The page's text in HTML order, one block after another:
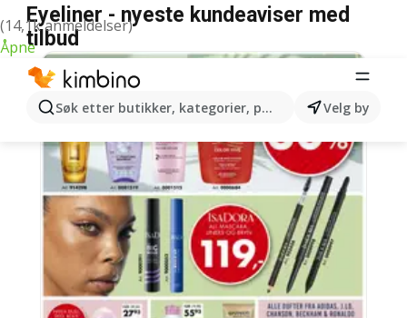
(14,1k anmeldelser)
Åpne
Søk etter butikker, kategorier, produkter...Velg by
Eyeliner - nyeste kundeaviser med
tilbud